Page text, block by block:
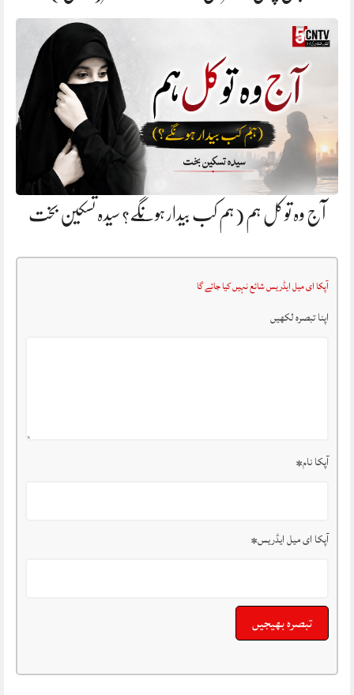
آج وہ تو کل ہم (ہم کب بیدار ہونگے؟ سیدہ تسکین بخت
آپکا ای میل ایڈریس شائع نہیں کیا جائے گا
اپنا تبصرہ لکھیں
آپکا نام*
آپکا ای میل ایڈریس*